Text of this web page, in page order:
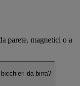
parete, magnetici o a
da birra?